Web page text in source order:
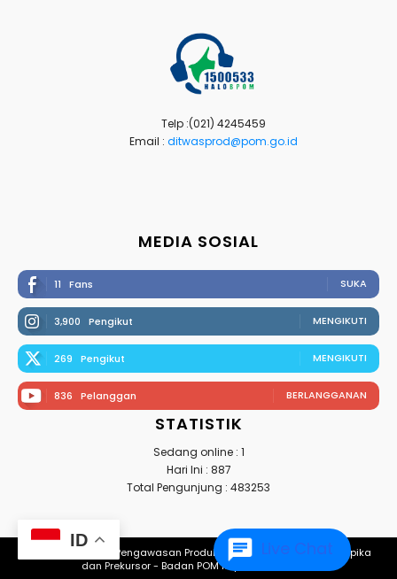
Live Chat
Telp :(021) 4245459
Email : ditwasprod@pom.go.id
MEDIA SOSIAL
11 Fans SUKA
3,900 Pengikut MENGIKUTI
269 Pengikut MENGIKUTI
836 Pelanggan BERLANGGANAN
STATISTIK
Sedang online : 1
Hari Ini : 887
Total Pengunjung : 483253
© 2022 Direktorat Pengawasan Produksi Obat, Narkotika, Psikotropika
dan Prekursor - Badan POM Republik Indonesia
ID